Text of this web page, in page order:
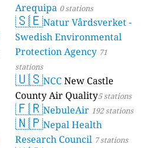
Arequipa 0 stations
🇸🇪Natur Vårdsverket -
Swedish Environmental
Protection Agency 71
stations
🇺🇸NCCNew Castle
County Air Quality5 stations
🇫🇷NebuleAir 192 stations
🇳🇵Nepal Health
Research Council 7 stations